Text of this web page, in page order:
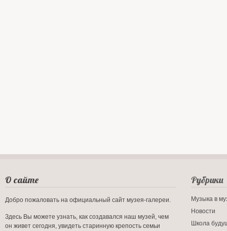
О сайте
Добро пожаловать на официальный сайт музея-галереи.
Здесь Вы можете узнать, как создавался наш музей, чем
он живет сегодня, увидеть старинную крепость семьи
Рубрики
Музыка в
Новости
Школа